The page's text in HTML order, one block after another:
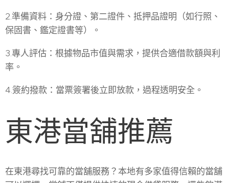
2.準備資料：身分證、第二證件、抵押品證明（如行照、
保固書、鑑定證書等）。
3.專人評估：根據物品市值與需求，提供合適借款額與利
率。
4.簽約撥款：當票簽署後立即放款，過程透明安全。
東港當舖推薦
在東港尋找可靠的當舖服務？本地有多家值得信賴的當舖